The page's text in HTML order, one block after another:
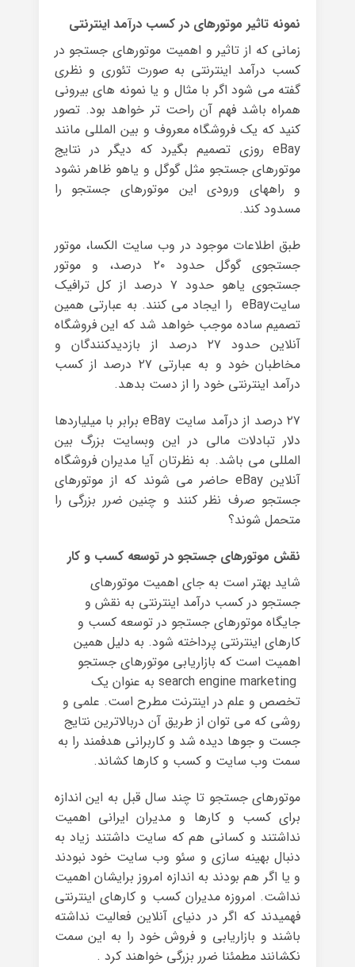
نمونه تاثیر موتورهای در کسب درآمد اینترنتی
زمانی که از تاثیر و اهمیت موتورهای جستجو در
کسب درآمد اینترنتی به صورت تئوری و نظری
گفته می شود اگر با مثال و یا نمونه های بیرونی
همراه باشد فهم آن راحت تر خواهد بود. تصور
کنید که یک فروشگاه معروف و بین المللی مانند
eBay روزی تصمیم بگیرد که دیگر در نتایج
موتورهای جستجو مثل گوگل و یاهو ظاهر نشود
و راههای ورودی این موتورهای جستجو را
مسدود کند.
طبق اطلاعات موجود در وب سایت الکسا، موتور
جستجوی گوگل حدود ۲۰ درصد، و موتور
جستجوی یاهو حدود ۷ درصد از کل ترافیک
سایتeBay را ایجاد می کنند. به عبارتی همین
تصمیم ساده موجب خواهد شد که این فروشگاه
آنلاین حدود ۲۷ درصد از بازدیدکنندگان و
مخاطبان خود و به عبارتی ۲۷ درصد از کسب
درآمد اینترنتی خود را از دست بدهد.
۲۷ درصد از درآمد سایت eBay برابر با میلیاردها
دلار تبادلات مالی در این وبسایت بزرگ بین
المللی می باشد. به نظرتان آیا مدیران فروشگاه
آنلاین eBay حاضر می شوند که از موتورهای
جستجو صرف نظر کنند و چنین ضرر بزرگی را
متحمل شوند؟
نقش موتورهای جستجو در توسعه کسب و کار
شاید بهتر است به جای اهمیت موتورهای
جستجو در کسب درآمد اینترنتی به نقش و
جایگاه موتورهای جستجو در توسعه کسب و
کارهای اینترنتی پرداخته شود. به دلیل همین
اهمیت است که بازاریابی موتورهای جستجو
search engine marketing به عنوان یک
تخصص و علم در اینترنت مطرح است. علمی و
روشی که می توان از طریق آن دربالاترین نتایج
جست و جوها دیده شد و کاربرانی هدفمند را به
سمت وب سایت و کسب و کارها کشاند.
موتورهای جستجو تا چند سال قبل به این اندازه
برای کسب و کارها و مدیران ایرانی اهمیت
نداشتند و کسانی هم که سایت داشتند زیاد به
دنبال بهینه سازی و سئو وب سایت خود نبودند
و یا اگر هم بودند به اندازه امروز برایشان اهمیت
نداشت. امروزه مدیران کسب و کارهای اینترنتی
فهمیدند که اگر در دنیای آنلاین فعالیت نداشته
باشند و بازاریابی و فروش خود را به این سمت
نکشانند مطمئنا ضرر بزرگی خواهند کرد .